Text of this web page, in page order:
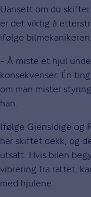
Uansett om du
er det viktig å
ifølge bilmekanikeren.
– Å miste et hjul
konsekvenser. Én
om man mister
han.
Ifølge Gjensidige og
har skiftet dekk, og
utsatt. Hvis bilen
vibrering fra rattet,
med hjulene.